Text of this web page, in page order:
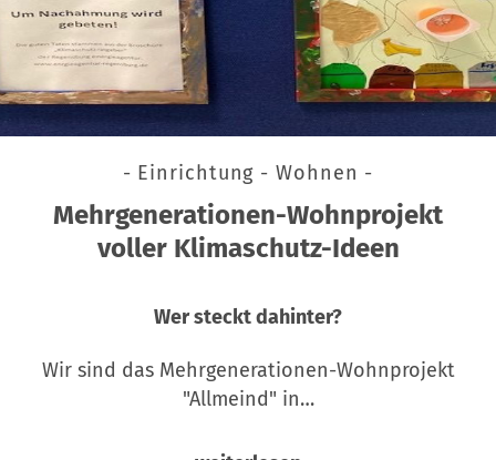
- Einrichtung - Wohnen -
Mehrgenerationen-Wohnprojekt
voller Klimaschutz-Ideen
Wer steckt dahinter?
Wir sind das Mehrgenerationen-Wohnprojekt
"Allmeind" in…